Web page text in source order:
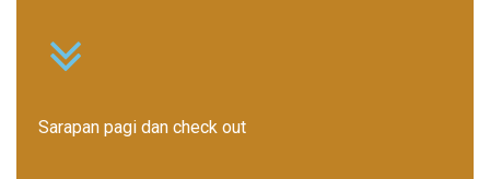
Sarapan pagi dan check out